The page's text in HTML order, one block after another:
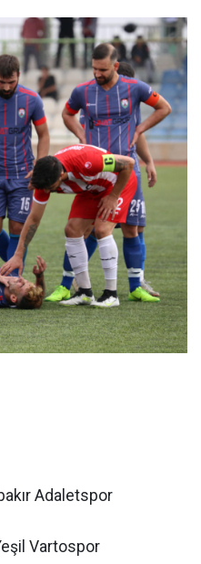
Adaletspor
Vartospor